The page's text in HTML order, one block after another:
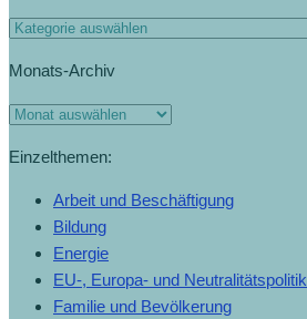
Monats-Archiv
Einzelthemen:
Arbeit und Beschäftigung
Bildung
Energie
EU-, Europa- und Neutralitätspolitik
Familie und Bevölkerung